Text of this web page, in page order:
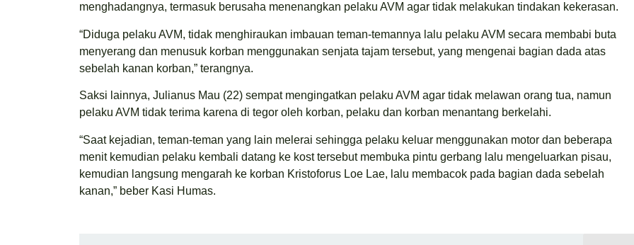
menghadangnya, termasuk berusaha menenangkan pelaku AVM agar tidak melakukan tindakan kekerasan.
“Diduga pelaku AVM, tidak menghiraukan imbauan teman-temannya lalu pelaku AVM secara membabi buta
menyerang dan menusuk korban menggunakan senjata tajam tersebut, yang mengenai bagian dada atas
sebelah kanan korban,” terangnya.
Saksi lainnya, Julianus Mau (22) sempat mengingatkan pelaku AVM agar tidak melawan orang tua, namun
pelaku AVM tidak terima karena di tegor oleh korban, pelaku dan korban menantang berkelahi.
“Saat kejadian, teman-teman yang lain melerai sehingga pelaku keluar menggunakan motor dan beberapa
menit kemudian pelaku kembali datang ke kost tersebut membuka pintu gerbang lalu mengeluarkan pisau,
kemudian langsung mengarah ke korban Kristoforus Loe Lae, lalu membacok pada bagian dada sebelah
kanan,” beber Kasi Humas.